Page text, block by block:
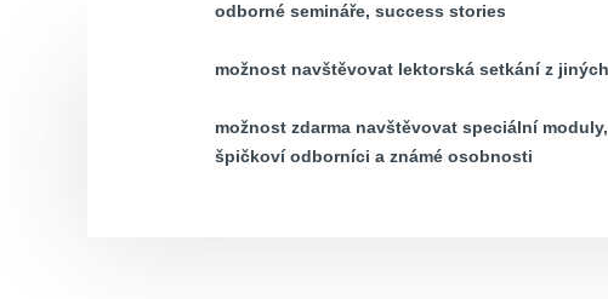
odborné semináře, success stories
možnost navštěvovat lektorská setkání z
možnost zdarma navštěvovat speciální
špičkoví odborníci a známé osobnosti